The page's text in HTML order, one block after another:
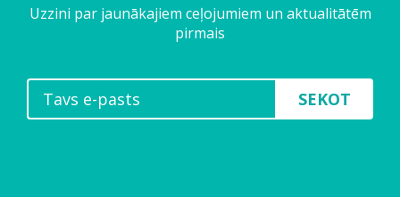
Uzzini par jaunākajiem ceļojumiem un aktualitātēm
pirmais
SEKOT